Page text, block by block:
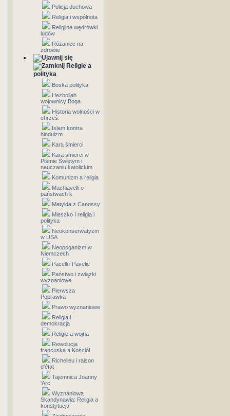
Policja duchowa
Religia i wspólnota
Religijne wędrówki
ludów
Różaniec na
zdrowie
Religie a
polityka
Boska polityka
Hezbollah
wojownicy Boga
Historia wolności w
chrześ.
Islam kontra
hinduizm
Kara śmierci
Kara śmierci w
Piśmie Świętym i
nauczaniu katolickim
Komunizm a religia
Machiavelli o
państwach k
Matylda z Canossy
Mieszko I religia i
polityka
Neokonserwatyzm
w USA
Neopoganizm w
Niemczech
Pacelli i Pavelic
Państwo i związki
wyznaniowe
Pierwsza
Poprawka
Prawo wyznaniowe
Religia i
demokracja
Religie a wojna
Rewolucja
francuska a Kościół
Richelieu i raison
d'état
Tajemnica Joanny
'Arc
Wyznaniowa
Skandynawia: Religia a
konstytucja